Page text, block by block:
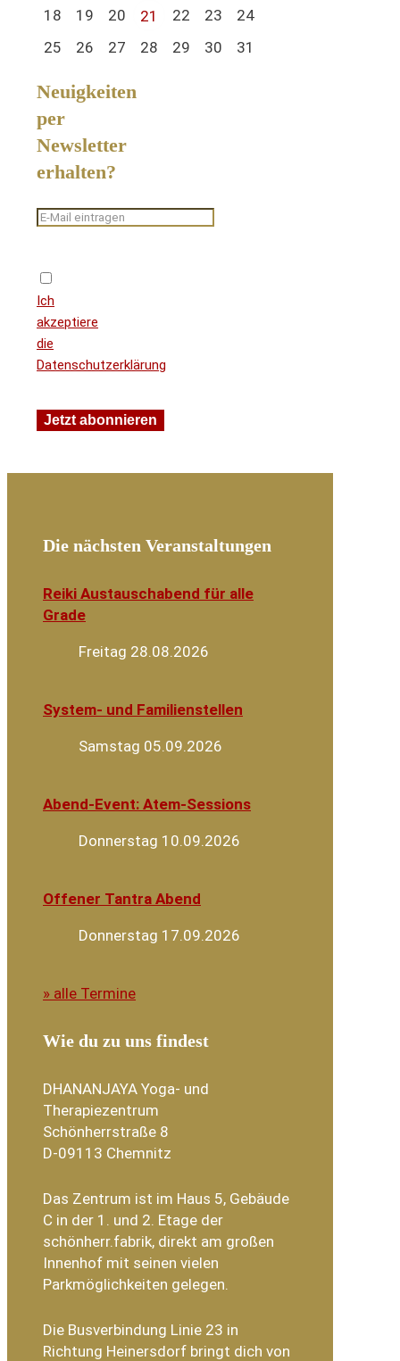
18 19 20 21 22 23
24
25
26 27 28 29 30 31
Neuigkeiten
per
Newsletter
erhalten?
Ich
akzeptiere
die
Datenschutzerklärung
Die nächsten Veranstaltungen
Reiki Austauschabend für alle
Grade
Freitag 28.08.2026
System- und Familienstellen
Samstag 05.09.2026
Abend-Event: Atem-Sessions
Donnerstag 10.09.2026
Offener Tantra Abend
Donnerstag 17.09.2026
» alle Termine
Wie du zu uns findest
DHANANJAYA Yoga- und
Therapiezentrum
Schönherrstraße 8
D-09113 Chemnitz
Das Zentrum ist im Haus 5, Gebäude
C in der 1. und 2. Etage der
schönherr.fabrik, direkt am großen
Innenhof mit seinen vielen
Parkmöglichkeiten gelegen.
Die Busverbindung Linie 23 in
Richtung Heinersdorf bringt dich von